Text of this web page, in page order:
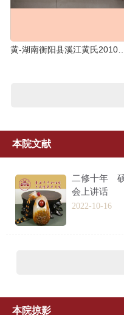
黄-湖南衡阳县溪江黄氏2010版《黄氏六修族谱》：全套7册，
本院文献
二修十年
会上讲话
2022-10-16
本院掠影